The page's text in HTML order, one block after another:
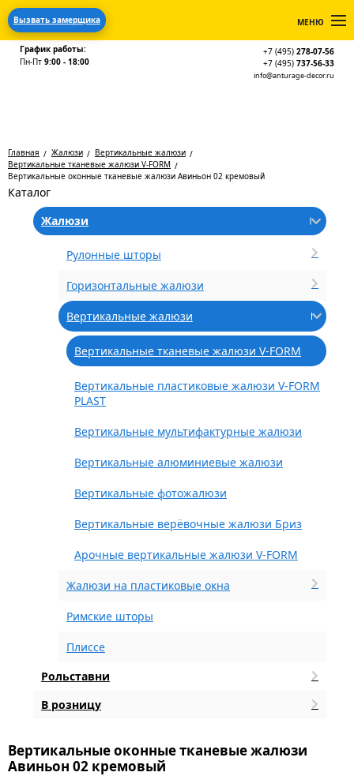
Вызвать замерщика МЕНЮ
График работы:
Пн-Пт 9:00 - 18:00
+7 (495) 278-07-56
+7 (495) 737-56-33
info@anturage-decor.ru
Главная Жалюзи
Вертикальные жалюзи
Вертикальные тканевые жалюзи V-FORM
Вертикальные оконные тканевые жалюзи Авиньон 02 кремовый
Каталог
Жалюзи
Рулонные шторы
Горизонтальные жалюзи
Вертикальные жалюзи
Вертикальные тканевые жалюзи V-FORM
Вертикальные пластиковые жалюзи V-FORM
PLAST
Вертикальные мультифактурные жалюзи
Вертикальные алюминиевые жалюзи
Вертикальные фотожалюзи
Вертикальные верёвочные жалюзи Бриз
Арочные вертикальные жалюзи V-FORM
Жалюзи на пластиковые окна
Римские шторы
Плиссе
Рольставни
В розницу
Вертикальные оконные тканевые жалюзи
Авиньон 02 кремовый